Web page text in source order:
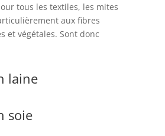
tous les textiles, les mites
aux fibres
et végétales. Sont donc
laine
soie